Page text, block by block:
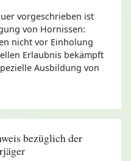
vorgeschrieben ist
von Hornissen:
nicht vor Einholung
Erlaubnis bekämpft
Ausbildung von
bezüglich der